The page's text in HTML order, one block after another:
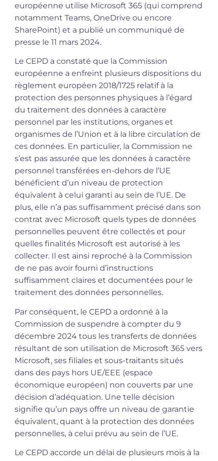
européenne utilise Microsoft 365 (qui comprend
notamment Teams, OneDrive ou encore
SharePoint) et a publié un communiqué de
presse le 11 mars 2024.
Le CEPD a constaté que la Commission
européenne a enfreint plusieurs dispositions du
règlement européen 2018/1725 relatif à la
protection des personnes physiques à l’égard
du traitement des données à caractère
personnel par les institutions, organes et
organismes de l’Union et à la libre circulation de
ces données. En particulier, la Commission ne
s’est pas assurée que les données à caractère
personnel transférées en-dehors de l’UE
bénéficient d’un niveau de protection
équivalent à celui garanti au sein de l’UE. De
plus, elle n’a pas suffisamment précisé dans son
contrat avec Microsoft quels types de données
personnelles peuvent être collectés et pour
quelles finalités Microsoft est autorisé à les
collecter. Il est ainsi reproché à la Commission
de ne pas avoir fourni d’instructions
suffisamment claires et documentées pour le
traitement des données personnelles.
Par conséquent, le CEPD a ordonné à la
Commission de suspendre à compter du 9
décembre 2024 tous les transferts de données
résultant de son utilisation de Microsoft 365 vers
Microsoft, ses filiales et sous-traitants situés
dans des pays hors UE/EEE (espace
économique européen) non couverts par une
décision d’adéquation. Une telle décision
signifie qu’un pays offre un niveau de garantie
équivalent, quant à la protection des données
personnelles, à celui prévu au sein de l’UE.
Le CEPD accorde un délai de plusieurs mois à la